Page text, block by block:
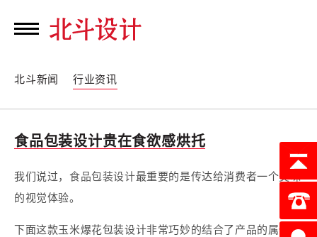
北斗新闻 行业资讯
食品包装设计贵在食欲感烘托
我们说过， 食品包装设计最重要的是传达给消费者一个美味
的视觉体验。
下面这款玉米爆花包装设计非常巧妙的结合了产品的属性，